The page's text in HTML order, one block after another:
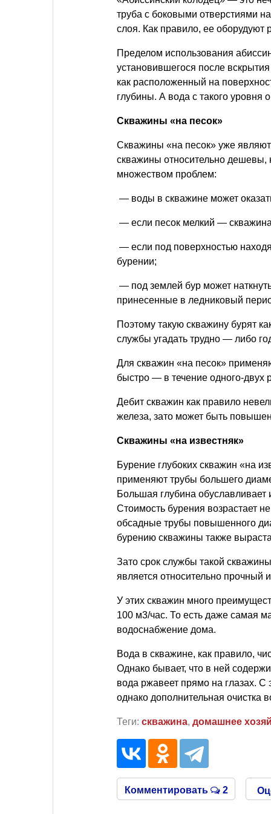
труба с боковыми отверстиями
слоя. Как правило, ее оборудуют
Пределом использования
установившегося после
как расположенный на
глубины. А вода с такого уровня
Скважины «на песок»
Скважины «на песок» уже
скважины относительно дешевы,
множеством проблем:
— воды в скважине может
— если песок мелкий —
— если под поверхностью
бурении;
— под землей бур может
принесенные в ледниковый
Поэтому такую скважину бурят
службы угадать трудно — либо
Для скважин «на песок»
быстро — в течение одного-двух
Дебит скважин как правило
железа, зато может быть
Скважины «на известняк»
Бурение глубоких скважин «на
применяют трубы большего
Большая глубина
Стоимость бурения возрастает
обсадные трубы повышенного
бурению скважины также
Зато срок службы такой
является относительно прочный
У этих скважин много
100 м3/час. То есть даже самая
водоснабжение дома.
Вода в скважине, как правило,
Однако бывает, что в ней
вода ржавеет прямо на глазах. С
однако дополнительная очистка
Теги: скважина, домашнее
Комментировать 2